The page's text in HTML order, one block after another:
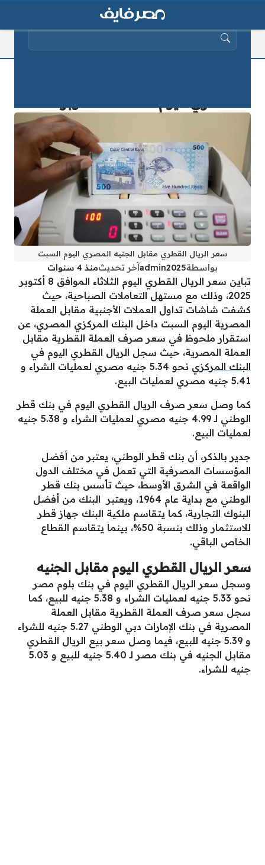
سعر الريال القطري مقابل الجنيه المصري اليوم السبت
بواسطةadmin2025آخر تحديثمنذ 4 سنوات
تباين سعر الريال القطري اليوم الثلاثاء الموافق 8 أكتوبر
2025، وذلك مع مستهل التعاملات الصباحية، حيث
كشفت شاشات تداول العملات الأجنبية مقابل العملة
المصرية اليوم السبت داخل البنك المركزي المصري، عن
استقرار ملحوظ في سعر صرف العملة القطرية مقابل
العملة المصرية، حيث سجل الريال القطري اليوم في
البنك المركزي
نحو 5.34 جنيه مصري لعمليات الشراء و
5.41 جنيه مصري لعمليات البيع.
كما وصل سعر صرف الريال القطري اليوم في بنك قطر
الوطني لـ 4.99 جنيه مصري لعمليات الشراء و 5.38 جنيه
لعمليات البيع.
جدير بالذكر، أن بنك قطر الوطني، يعتبر من أفضل
المؤسسات المصرفية التي تعمل في مختلف الدول
الواقعة في الشرق الأوسط، حيث تأسس بنك قطر
الوطني مع بداية عام 1964، ويعتبر البنك من أفضل
البنوك التجارية، كما يتقاسم ملكية البنك جهاز قطر
للاستثمار وذلك بنسبة 50%، بينما يتقاسم القطاع
الخاص الباقي.
سعر الريال القطري اليوم مقابل الجنيه
وسجل سعر الريال القطري اليوم في بنك بلوم مصر
نحو 5.33 جنيه لعمليات الشراء و 5.38 جنيه للبيع، كما
سجل سعر صرف العملة القطرية مقابل العملة
المصرية في بنك الإمارات دبي الوطني 5.27 جنيه للشراء
و 5.39 جنيه للبيع، فيما وصل سعر بيع الريال القطري
مقابل الجنيه في بنك مصر لـ 5.40 جنيه للبيع و 5.03
جنيه للشراء.
البحث عن: